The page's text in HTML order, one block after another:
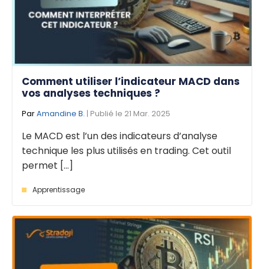
Comment utiliser l’indicateur MACD dans
vos analyses techniques ?
ParAmandine B. | Publié le 21 Mar. 2025
Le MACD est l’un des indicateurs d’analyse
technique les plus utilisés en trading. Cet outil
permet [...]
Apprentissage